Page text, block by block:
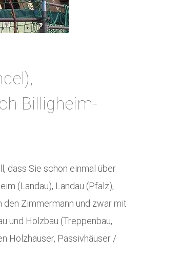
Billigheim-
dass Sie schon einmal über
(Landau), Landau (Pfalz),
den Zimmermann und zwar mit
und Holzbau (Treppenbau,
Holzhäuser, Passivhäuser /